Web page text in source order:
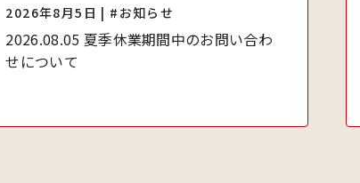
2026年8月5日 | #お知らせ
2026.08.05 夏季休業期間中のお問い合わ
せについて